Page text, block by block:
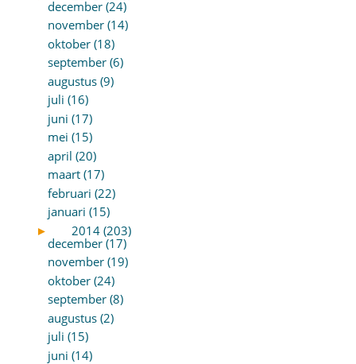
december (24)
november (14)
oktober (18)
september (6)
augustus (9)
juli (16)
juni (17)
mei (15)
april (20)
maart (17)
februari (22)
januari (15)
►
2014 (203)
december (17)
november (19)
oktober (24)
september (8)
augustus (2)
juli (15)
juni (14)